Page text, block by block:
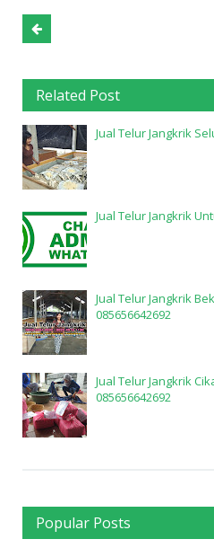
Related Post
Jual Telur Jangkrik
Jual Telur Jangkrik
Jual Telur Jangkrik
085656642692
Jual Telur Jangkrik
085656642692
Popular Posts